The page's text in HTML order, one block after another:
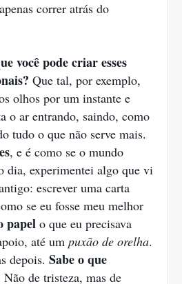
correr atrás do
você pode criar esses
Que tal, por exemplo,
olhos por um instante e
o ar entrando, saindo, como
tudo o que não serve mais.
, e é como se o mundo
dia, experimentei algo que vi
escrever uma carta
se eu fosse meu melhor
papel o que eu precisava
até um puxão de orelha.
depois. Sabe o que
de tristeza, mas de